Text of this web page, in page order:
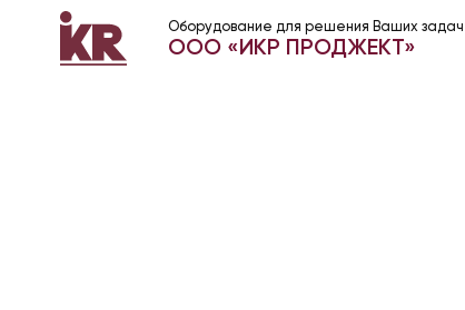
Оборудование для решения Ваших задач
ООО «ИКР ПРОДЖЕКТ»